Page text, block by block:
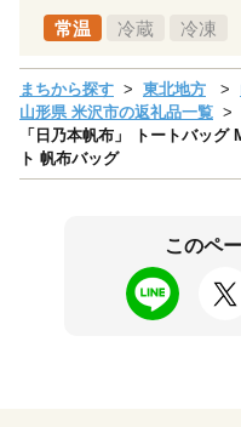
常温 冷蔵 冷凍
まちから探す 東北地方
山形県 米沢市の返礼品一覧
「日乃本帆布」 トートバッ
ト 帆布バッグ
このペ